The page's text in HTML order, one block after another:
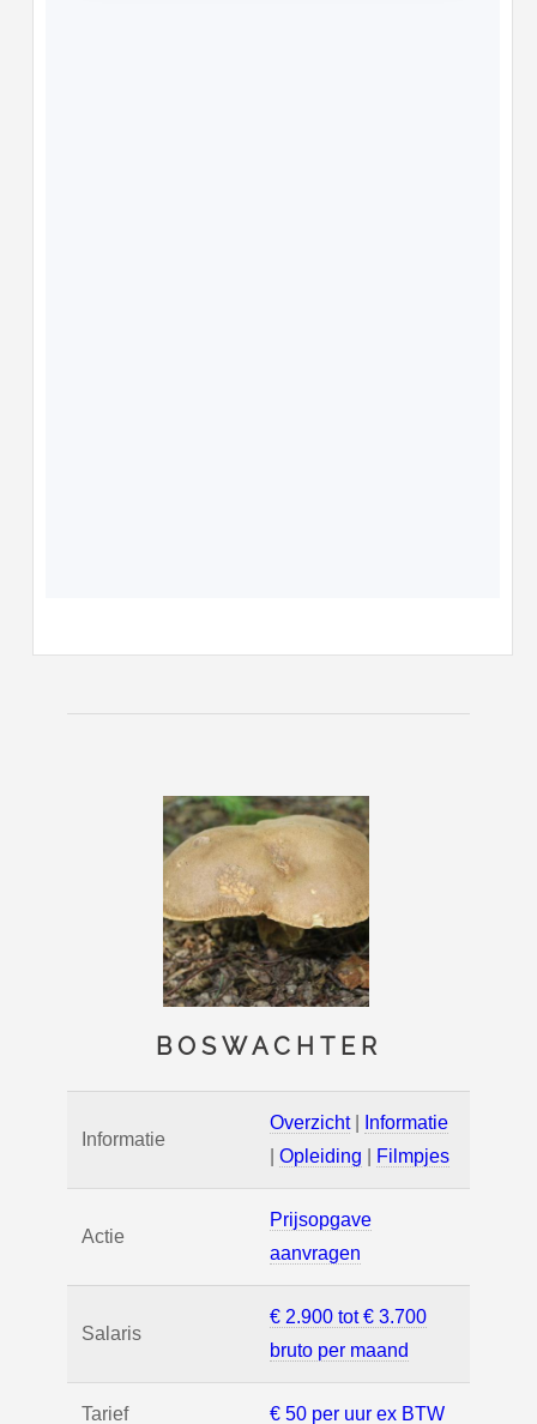
BOSWACHTER
Informatie
Overzicht|
Informatie
Opleiding Filmpjes
Actie
Prijsopgave
aanvragen
Salaris
€ 2.900 tot € 3.700
bruto per maand
Tarief € 50 per uur ex BTW